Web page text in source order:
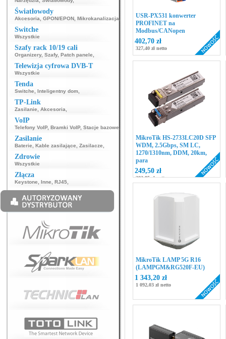
Światłowody
Akcesoria GPON/EPON Mikrokanalizacja
Switche
Wszystkie
Szafy rack 10/19 cali
Organizery, Szafy, Patch panele
Telewizja cyfrowa DVB-T
Wszystkie
Tenda
Switche Inteligentny dom
TP-Link
Zasilanie Akcesoria
VoIP
Telefony VoIP, Bramki VoIP, Stacje bazowe
Zasilanie
Baterie Kable zasilające Zasilacze
Zdrowie
Wszystkie
Złącza
Keystone Inne RJ45
USR-PX531 konwerter
PROFINET na
Modbus/CANopen
402,70 zł
327,40 zł netto
MikroTik HS-2733LC20D SFP
WDM, 2.5Gbps, SM LC,
1270/1310nm, DDM, 20km,
para
249,50 zł
202,85 zł netto
MikroTik LAMP 5G R16
(LAMPGM&RG520F-EU)
1 343,20 zł
1 092,03 zł netto